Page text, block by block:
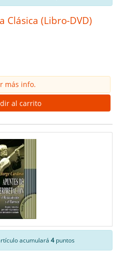
Clásica (Libro-DVD)
más info.
al carrito
acumulará 4puntos